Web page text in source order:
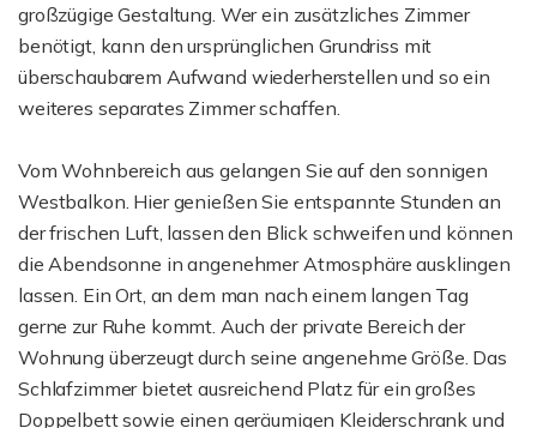
großzügige Gestaltung. Wer ein zusätzliches Zimmer
benötigt, kann den ursprünglichen Grundriss mit
überschaubarem Aufwand wiederherstellen und so ein
weiteres separates Zimmer schaffen.
Vom Wohnbereich aus gelangen Sie auf den sonnigen
Westbalkon. Hier genießen Sie entspannte Stunden an
der frischen Luft, lassen den Blick schweifen und können
die Abendsonne in angenehmer Atmosphäre ausklingen
lassen. Ein Ort, an dem man nach einem langen Tag
gerne zur Ruhe kommt. Auch der private Bereich der
Wohnung überzeugt durch seine angenehme Größe. Das
Schlafzimmer bietet ausreichend Platz für ein großes
Doppelbett sowie einen geräumigen Kleiderschrank und